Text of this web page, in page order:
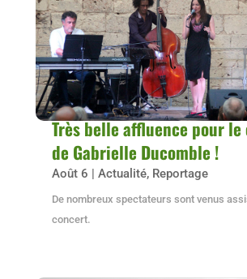
Très belle affluence pour
de Gabrielle Ducomble !
Août 6 | Actualité, Reportage
De nombreux spectateurs sont venus
concert.